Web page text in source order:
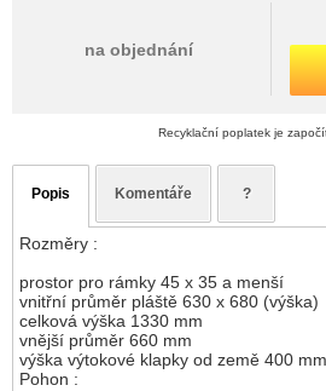
na objednání
Recyklační poplatek je
Popis Komentáře ?
Rozměry :
prostor pro rámky 45 x 35 a menší
vnitřní průměr pláště 630 x 680 (výška)
celková výška 1330 mm
vnější průměr 660 mm
výška výtokové klapky od země 400 mm
Pohon :